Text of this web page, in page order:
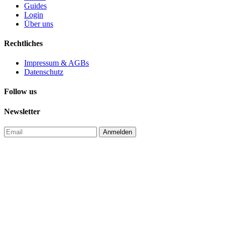
Guides
Login
Über uns
Rechtliches
Impressum & AGBs
Datenschutz
Follow us
Newsletter
Anmelden